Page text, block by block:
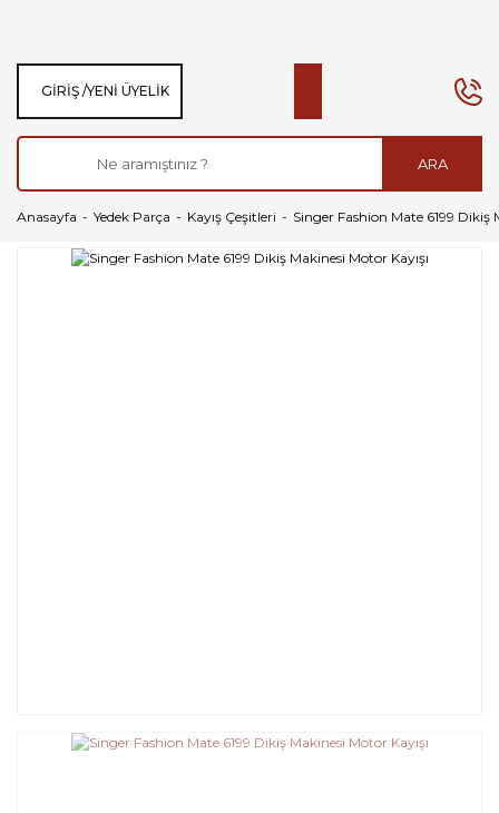
ARA
GIRIŞ /YENI ÜYELIK
Anasayfa Yedek Parça Kayış Çeşitleri Singer Fashion Mate 6199 Dikiş